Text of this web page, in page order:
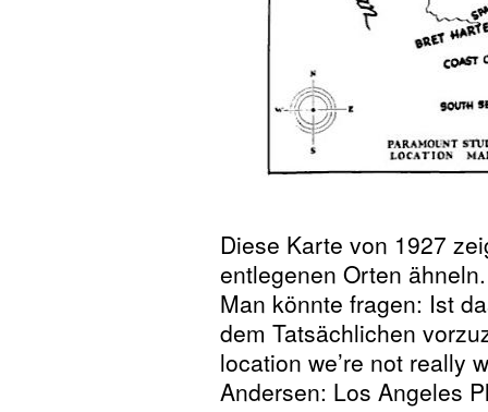
Diese Karte von 1927
entlegenen Orten
Man könnte fragen: Ist
dem Tatsächlichen
location we’re not really
Andersen: Los Angeles